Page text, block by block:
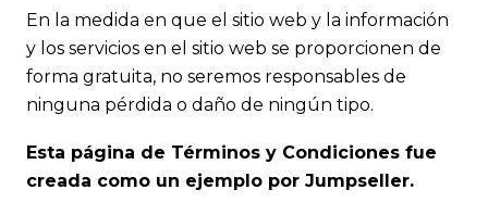
En la medida en que el sitio web y la información
y los servicios en el sitio web se proporcionen de
forma gratuita, no seremos responsables de
ninguna pérdida o daño de ningún tipo.
Esta página de Términos y Condiciones fue
creada como un ejemplo por Jumpseller.